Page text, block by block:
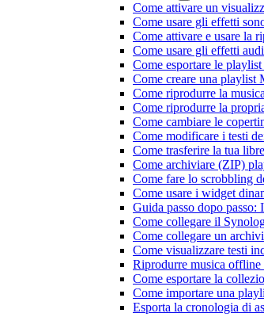
Come attivare un
Come usare gli effetti
Come attivare e usare la
Come usare gli effetti
Come esportare le
Come creare una
Come riprodurre la
Come riprodurre la
Come cambiare le
Come modificare i testi
Come trasferire la tua
Come archiviare (ZIP)
Come fare lo scrobbling
Come usare i widget
Guida passo dopo
Come collegare il
Come collegare un
Come visualizzare testi
Riprodurre musica
Come esportare la
Come importare una
Esporta la cronologia di